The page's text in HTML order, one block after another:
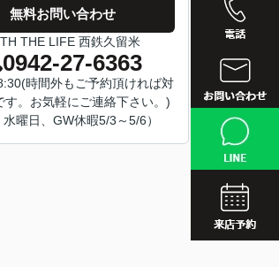
西鉄久
JR久留
西鉄久
JR久留
無料お問い合わせ
THE LIFE 西鉄久留米
0942-27-6363
時間外もご予約頂ければ対
す。お気軽にご連絡下さい。)
水曜日、GW休暇5/3～5/6）